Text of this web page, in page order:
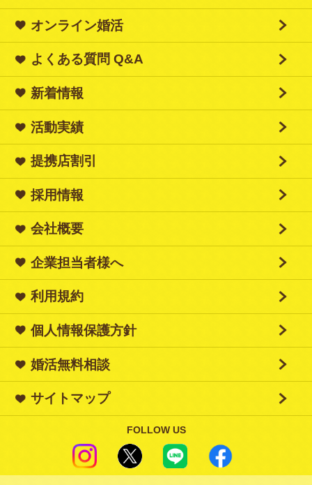
オンライン婚活
よくある質問 Q&A
新着情報
活動実績
提携店割引
採用情報
会社概要
企業担当者様へ
利用規約
個人情報保護方針
婚活無料相談
サイトマップ
FOLLOW US